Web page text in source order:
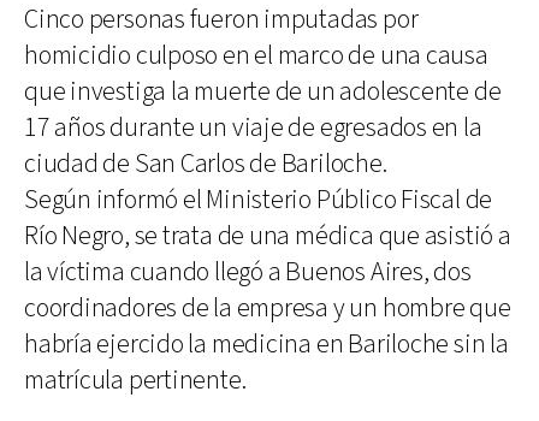
Cinco personas fueron imputadas por
homicidio culposo en el marco de una causa
que investiga la muerte de un adolescente de
17 años durante un viaje de egresados en la
ciudad de San Carlos de Bariloche.
Según informó el Ministerio Público Fiscal de
Río Negro, se trata de una médica que asistió a
la víctima cuando llegó a Buenos Aires, dos
coordinadores de la empresa y un hombre que
habría ejercido la medicina en Bariloche sin la
matrícula pertinente.